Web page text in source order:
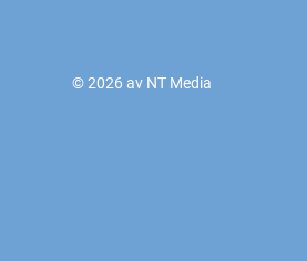
© 2026 av NT Media